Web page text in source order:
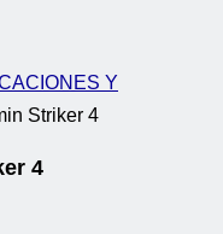
Y
Striker 4
4